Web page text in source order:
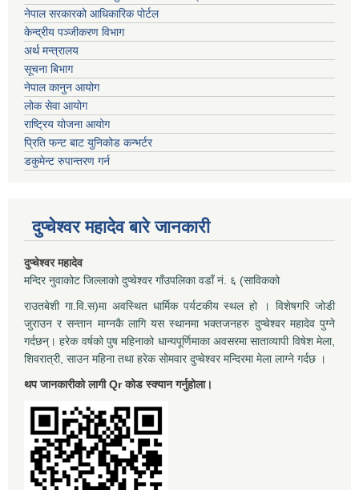
नेपाल सरकारको आधिकारिक पोर्टल
केन्द्रीय पञ्जीकरण विभाग
अर्थ मन्त्रालय
सूचना बिभाग
नेपाल कानुन आयोग
लोक सेवा आयोग
राष्ट्रिय योजना आयोग
प्रिति फन्ट बाट युनिकोड कन्भर्टर
डकुमेन्ट रुपान्तरण गर्न
दुप्चेश्वर महादेव बारे जानकारी
दुप्चेश्वर महादेव
मन्दिर नुवाकोट जिल्लाको दुप्चेश्वर गाँउपलिका वडाँ नं. ६ (साविकको
राउतबेशी गा.वि.स)मा अवस्थित धार्मिक पर्यटकीय स्थल हो । विशेषगरि जोडी
जुराउन र सन्तान माग्नकै लागि यस स्थानमा भक्तजनहरु दुप्चेश्वर महादेव पुग्ने
गर्दछन्। हरेक वर्षको पुष महिनाको धान्यपूर्णिमाका अवसरमा साताव्यापी विषेश मेला,
शिवरात्री, साउन महिना तथा हरेक सोमवार दुप्चेश्वर मन्दिरमा मेला लाग्ने गर्दछ ।
थप जानकारीको लागी Qr कोड स्क्यान गर्नुहोला।